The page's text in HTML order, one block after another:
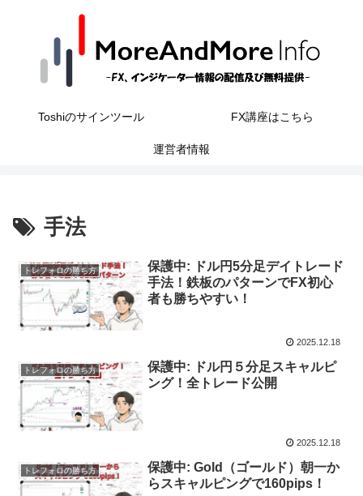
Toshiのサインツール FX講座はこちら
運営者情報
手法
トレフォロの勝ち方
保護中: ドル円5分足デイトレード
手法！鉄板のパターンでFX初心
者も勝ちやすい！
2025.12.18
トレフォロの勝ち方
保護中: ドル円５分足スキャルピ
ング！全トレード公開
2025.12.18
トレフォロの勝ち方
保護中: Gold（ゴールド）朝一か
らスキャルピングで160pips！